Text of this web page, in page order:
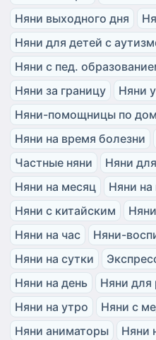
Няни выходного дня
Няни для детей с
Няни с пед.
Няни за границу
Няни
Няни-помощницы по
Няни на время болезни
Частные няни
Няни
Няни на месяц
Няни
Няни с китайским
Няни на час
Няни-
Няни на сутки
Няни на день
Няни для
Няни на утро
Няни с
Няни аниматоры
Няни